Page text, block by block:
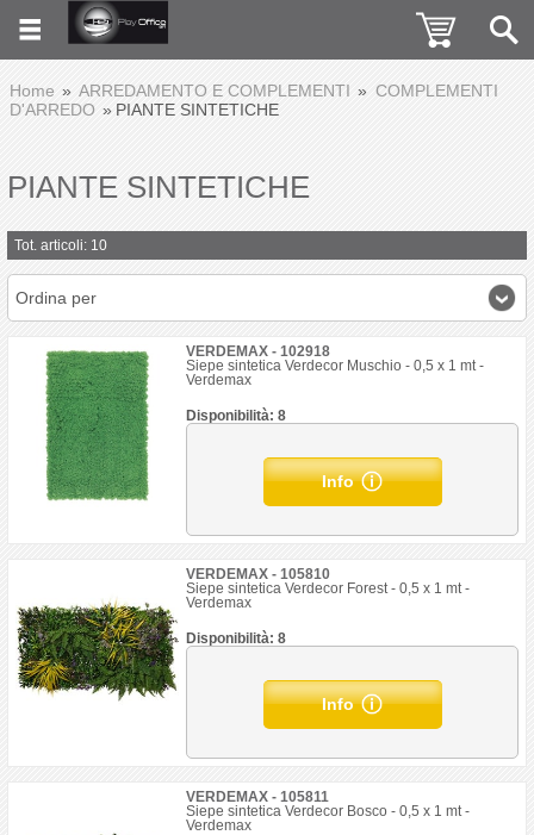
Home ARREDAMENTO E COMPLEMENTI
COMPLEMENTI
D'ARREDO
PIANTE SINTETICHE
PIANTE SINTETICHE
Tot. articoli: 10
Ordina per
VERDEMAX - 102918
Siepe sintetica Verdecor Muschio - 0,5 x 1 mt -
Verdemax
Disponibilità: 8
Info
VERDEMAX - 105810
Siepe sintetica Verdecor Forest - 0,5 x 1 mt -
Verdemax
Disponibilità: 8
Info
VERDEMAX - 105811
Siepe sintetica Verdecor Bosco - 0,5 x 1 mt -
Verdemax